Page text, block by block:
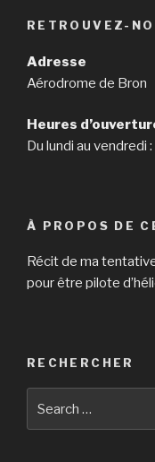
RETROUVEZ-
Adresse
Aérodrome de Bron
Heures
Du lundi au vendredi
À PROPOS DE
Récit de ma
pour être pilote
RECHERCHER